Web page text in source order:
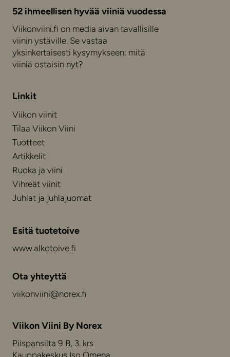
52 ihmeellisen hyvää viiniä vuodessa
Viikonviini.fi on media aivan tavallisille
viinin ystäville. Se vastaa
yksinkertaisesti kysymykseen: mitä
viiniä ostaisin nyt?
Linkit
Viikon viinit
Tilaa Viikon Viini
Tuotteet
Artikkelit
Ruoka ja viini
Vihreät viinit
Juhlat ja juhlajuomat
Esitä tuotetoive
www.alkotoive.fi
Ota yhteyttä
viikonviini@norex.fi
Viikon Viini By Norex
Piispansilta 9 B, 3. krs
Kauppakeskus Iso Omena